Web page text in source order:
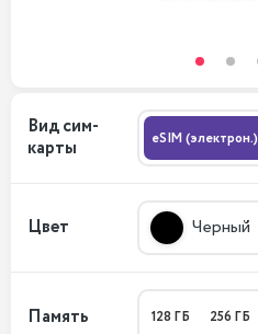
Вид сим-
карты
eSIM (электрон.)
Цвет Черный
Память 128 ГБ 256 ГБ